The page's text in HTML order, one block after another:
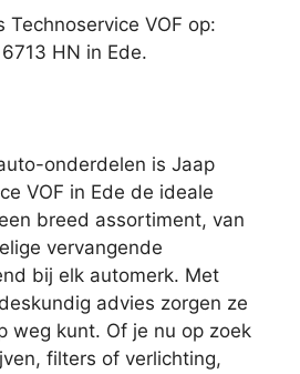
Technoservice VOF op:
HN in Ede.
onderdelen is Jaap
VOF in Ede de ideale
breed assortiment, van
vervangende
bij elk automerk. Met
advies zorgen ze
weg kunt. Of je nu op zoek
filters of verlichting,